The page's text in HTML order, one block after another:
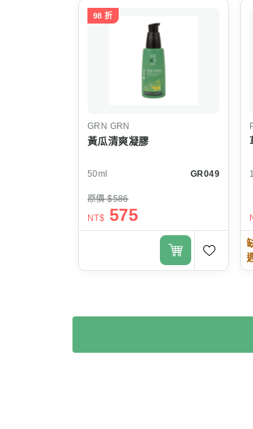
98 折
GRN GRN
黃瓜清爽凝膠
50ml GR049
原價 $586
NT$ 575